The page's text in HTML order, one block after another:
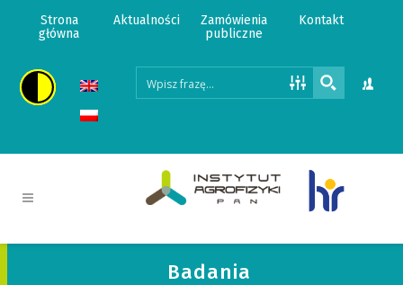
Strona
główna
Aktualności
Zamówienia
publiczne
Kontakt
Badania